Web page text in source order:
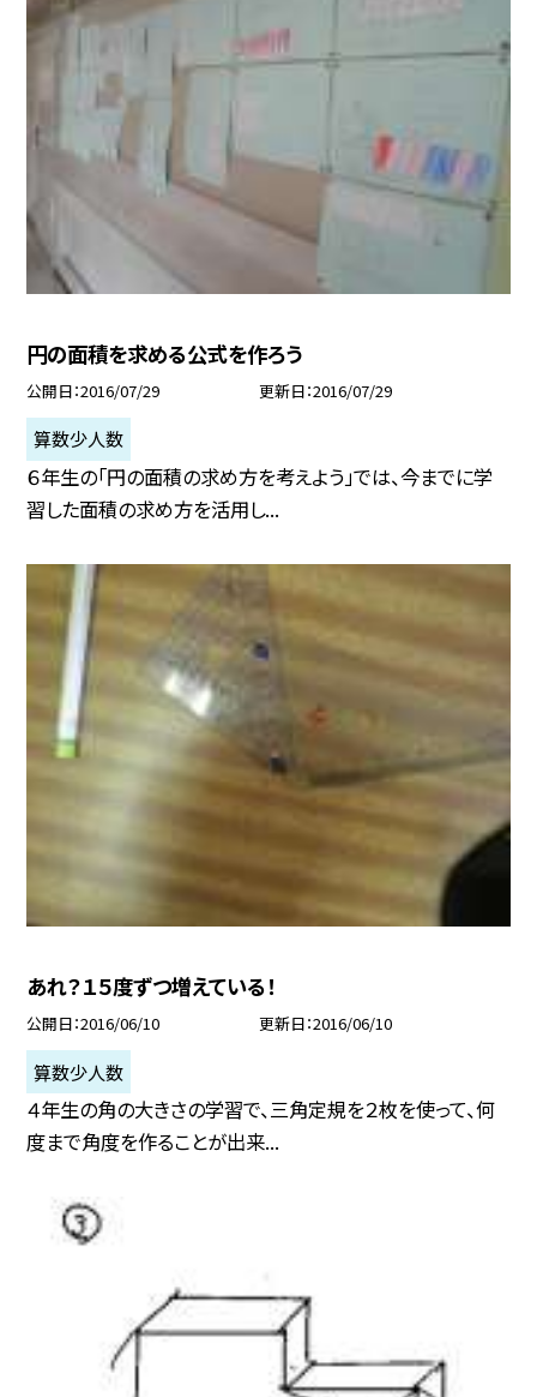
円の面積を求める公式を作ろう
公開日 2016/07/29 更新日 2016/07/29
算数少人数
６年生の「円の面積の求め方を考えよう」では、今までに学
習した面積の求め方を活用し...
あれ？１５度ずつ増えている！
公開日 2016/06/10 更新日 2016/06/10
算数少人数
４年生の角の大きさの学習で、三角定規を２枚を使って、何
度まで角度を作ることが出来...